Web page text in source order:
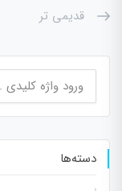
قدیمی تر
برای:
دسته‌ها